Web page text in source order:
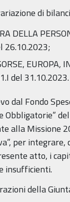
di
DELLA
26.10.2023;
del 31.10.2023.
dal Fondo
Obbligatorie”
alla Missione
per integrare,
atto, i
insufficienti.
della